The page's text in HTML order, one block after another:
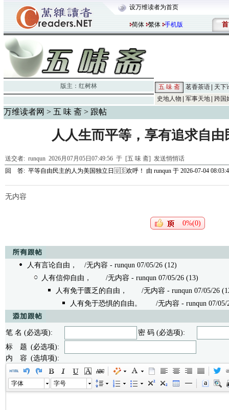
设万维读者为首页
简体 繁体 手机版 首
版主： 红树林 五 味 斋 茗香茶语
天下
史地人物
军事天地 跨国
万维读者网 > 五 味 斋 > 跟帖
人人生而平等，享有追求自
送交者: runqun 2026月07月05日07:49:56 于 [五 味 斋] 发送悄悄话
回 答: 平等自由民主的人为美国独立日🇺🇸欢呼！ 由 runqun 于 2026-07-04
无内容
0%(0)
人有言论自由，
/无内容 - runqun 07/05/26 (12)
人有信仰自由，
/无内容 - runqun 07/05/26 (13)
人有免于匮乏的自由，
/无内容 - runqun 07/05/26
人有免于恐惧的自由。
/无内容 - runqun 07/05/
笔 名 (必选项):
密 码 (必选项):
标 题 (必选项):
内 容 (选填项):
字体 字号